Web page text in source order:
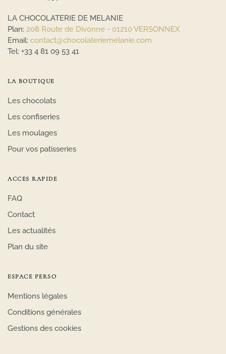
LA CHOCOLATERIE DE MELANIE
Plan: 208 Route de Divonne - 01210 VERSONNEX
Email: contact@chocolateriemelanie.com
Tel: +33 4 81 09 53 41
LA BOUTIQUE
Les chocolats
Les confiseries
Les moulages
Pour vos patisseries
ACCES RAPIDE
FAQ
Contact
Les actualités
Plan du site
ESPACE PERSO
Mentions légales
Conditions générales
Gestions des cookies